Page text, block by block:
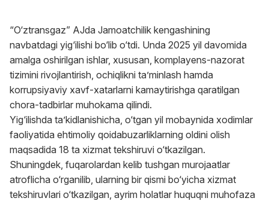
“O‘ztransgaz” AJda Jamoatchilik kengashining
navbatdagi yig‘ilishi bo‘lib o‘tdi. Unda 2025 yil davomida
amalga oshirilgan ishlar, xususan, komplayens-nazorat
tizimini rivojlantirish, ochiqlikni ta’minlash hamda
korrupsiyaviy xavf-xatarlarni kamaytirishga qaratilgan
chora-tadbirlar muhokama qilindi.
Yig‘ilishda ta’kidlanishicha, o‘tgan yil mobaynida xodimlar
faoliyatida ehtimoliy qoidabuzarliklarning oldini olish
maqsadida 18 ta xizmat tekshiruvi o‘tkazilgan.
Shuningdek, fuqarolardan kelib tushgan murojaatlar
atroflicha o‘rganilib, ularning bir qismi bo‘yicha xizmat
tekshiruvlari o‘tkazilgan, ayrim holatlar huquqni muhofaza